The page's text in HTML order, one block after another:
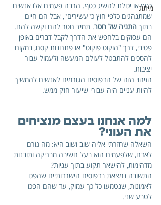
מיתוג
כסף או יכולת להשיג כסף. הרבה פעמים אלו אנשים
שמתנהגים כלפי חוץ כ"עשירים", אבל הם חיים
בתוך התניה של חסר. תמיד חסר להם וקשה להם.
הם עסוקים בלחפש את הדרך לקבל דברים באופן
פסיבי, דרך "הוקוס פוקוס" או פתרונות קסם, במקום
להסכים להתבטל לעולם המעשה ולעמול עבור
יציבות.
הזיהוי הזה של הדפוסים הגורמים לאנשים להמשיך
להיות עניים היה עבורי שיעור חזק ממש.
למה אנחנו בעצם מנציחים
את העוני?
השאלה שחזרתי אליה שוב ושוב היא: מה גורם
לאדם, שלפעמים הוא בעל חשיבה מבריקה ותובנות
מדהימות, להישאר תקוע בתוך עניות?
התשובה נמצאת בדפוסים הישרדותיים שהפכו
לאמונות, שנטמעו כל כך עמוק, עד שהם הפכו
לטבע שני.